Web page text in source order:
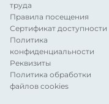
труда
Правила посещения
Сертификат доступности
Политика
конфиденциальности
Реквизиты
Политика обработки
файлов cookies